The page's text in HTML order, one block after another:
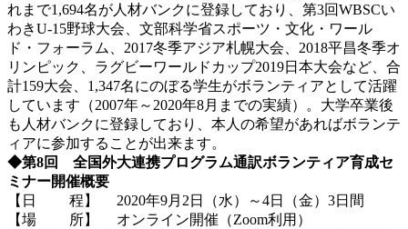
れまで1,694名が人材バンクに登録しており、第3回WBSCい
わきU-15野球大会、文部科学省スポーツ・文化・ワール
ド・フォーラム、2017冬季アジア札幌大会、2018平昌冬季オ
リンピック、ラグビーワールドカップ2019日本大会など、合
計159大会、1,347名にのぼる学生がボランティアとして活躍
しています（2007年～2020年8月までの実績）。大学卒業後
も人材バンクに登録しており、本人の希望があればボランテ
ィアに参加することが出来ます。
◆第8回 全国外大連携プログラム通訳ボランティア育成セ
ミナー開催概要
【日 程】 2020年9月2日（水）～4日（金）3日間
【場 所】 オンライン開催（Zoom利用）